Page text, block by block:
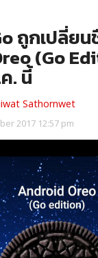
ถูกเปลี่ยน
(Go
. นี้
Sathornwet
2017 12:57 pm